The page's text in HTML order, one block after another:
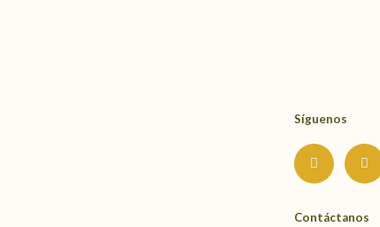
Síguenos
I
n
t
g
F
a
e
o
Contáctanos